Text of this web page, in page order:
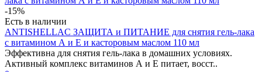
-15%
Есть в наличии
ANTISHELLAC ЗАЩИТА и ПИТАНИЕ для снятия гель-лака
с витамином А и Е и касторовым маслом 110 мл
Эффективна для снятия гель-лака в домашних условиях.
Активный комплекс витаминов А и Е питает, восст..